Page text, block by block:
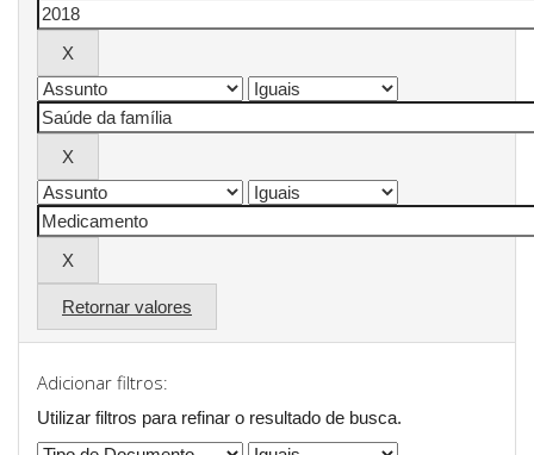
Retornar valores
Adicionar filtros:
Utilizar filtros para refinar o resultado de busca.